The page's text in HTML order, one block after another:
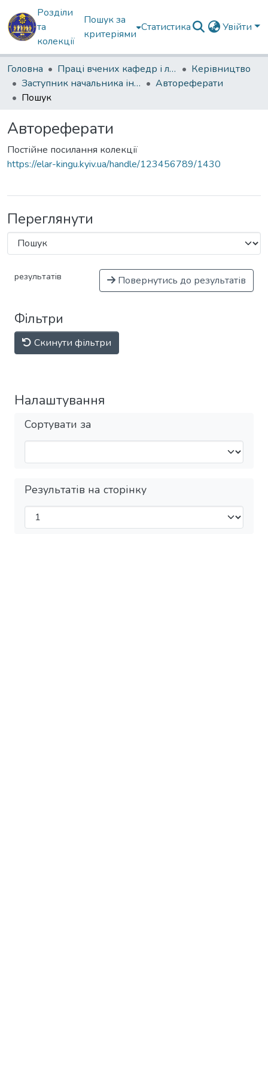
Розділи
та
колекції
Пошук за
критеріями
Статистика Увійти
Головна Праці вчених кафедр і лабораторій
Керівництво
Заступник начальника інституту з навчально-методичної роботи
Автореферати
Пошук
Автореферати
Постійне посилання колекції
https://elar-kingu.kyiv.ua/handle/123456789/1430
Переглянути
результатів Повернутись до результатів
Фільтри
Скинути фільтри
Налаштування
Сортувати за
Результатів на сторінку